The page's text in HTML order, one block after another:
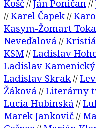
Košč//Ján Poničan//
//Karel Čapek//
Kasym-Žomart
Neveďalová //
KSM//Ladislav
Ladislav Kamenický
Ladislav Skrak//
Žáková //Literárny
Lucia Hubinská //
Marek Jankovič//